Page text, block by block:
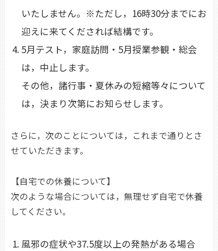
いたしません。※ただし，16時30分までにお
迎えに来てくだされば結構です。
5月テスト，家庭訪問・5月授業参観・総会
は，中止します。
その他，諸行事・夏休みの短縮等々について
は，決まり次第にお知らせします。
さらに，次のことについては，これまで通りとさ
せていただきます。
【自宅での休養について】
次のような場合については，無理せず自宅で休養
してください。
風邪の症状や37.5度以上の発熱がある場合